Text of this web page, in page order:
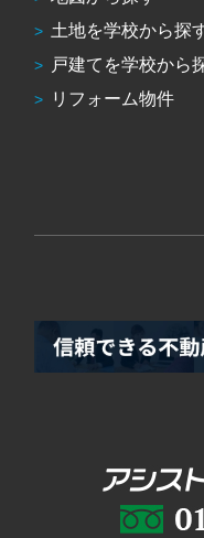
土地を学校から探
戸建てを学校から
リフォーム物件